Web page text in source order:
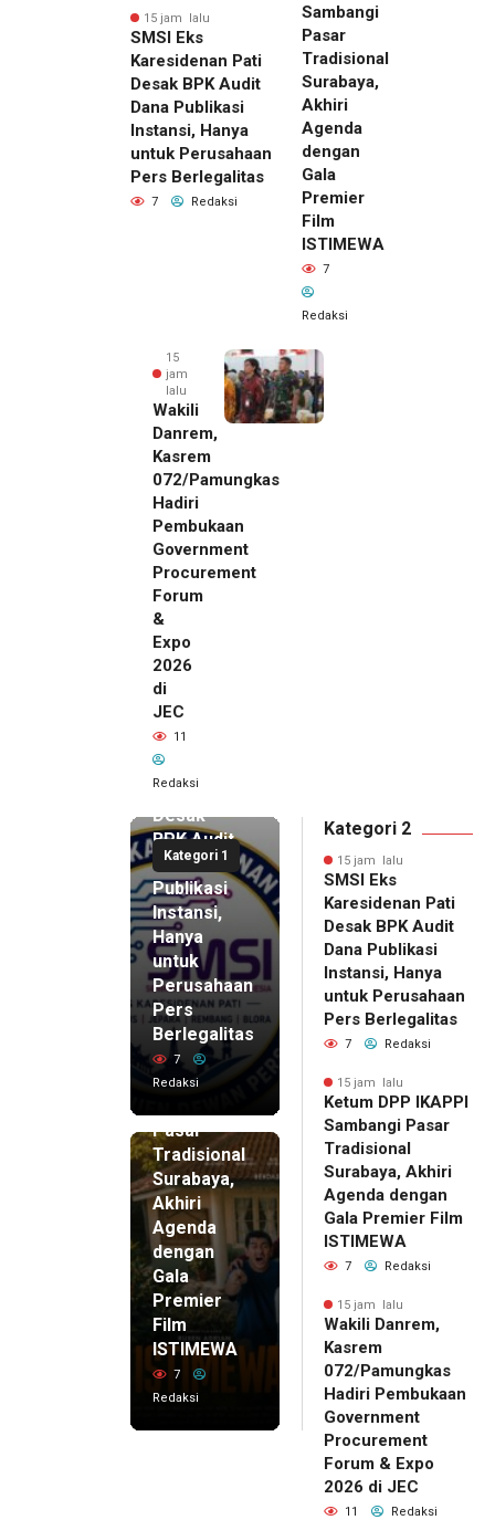
15 jam lalu
SMSI Eks
Karesidenan Pati
Desak BPK Audit
Dana Publikasi
Instansi, Hanya
untuk Perusahaan
Pers Berlegalitas
7 Redaksi
Sambangi
Pasar
Tradisional
Surabaya,
Akhiri
Agenda
dengan
Gala
Premier
Film
ISTIMEWA
7
Redaksi
15
jam
lalu
Wakili
Danrem,
Kasrem
072/Pamungkas
Hadiri
Pembukaan
Government
Procurement
Forum
&
Expo
2026
di
JEC
11
Redaksi
Kategori 1
15 jam lalu
SMSI Eks
Karesidenan
Pati
Desak
BPK Audit
Dana
Publikasi
Instansi,
Hanya
untuk
Perusahaan
Pers
Berlegalitas
7
Redaksi
15 jam lalu
Ketum
DPP
IKAPPI
Pasar
Tradisional
Surabaya,
Akhiri
Agenda
dengan
Gala
Premier
Film
ISTIMEWA
7
Redaksi
Kategori 2
15 jam lalu
SMSI Eks
Karesidenan Pati
Desak BPK Audit
Dana Publikasi
Instansi, Hanya
untuk Perusahaan
Pers Berlegalitas
7 Redaksi
15 jam lalu
Ketum DPP IKAPPI
Sambangi Pasar
Tradisional
Surabaya, Akhiri
Agenda dengan
Gala Premier Film
ISTIMEWA
7 Redaksi
15 jam lalu
Wakili Danrem,
Kasrem
072/Pamungkas
Hadiri Pembukaan
Government
Procurement
Forum & Expo
2026 di JEC
11 Redaksi